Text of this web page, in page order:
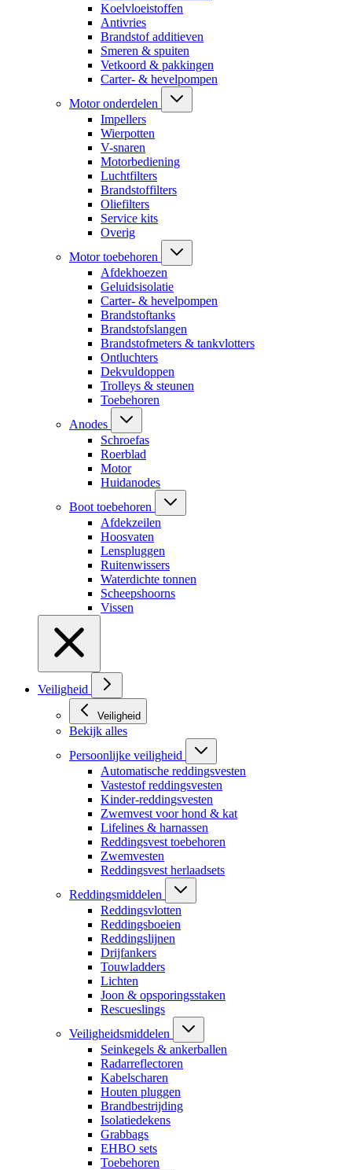
Koelvloeistoffen
Antivries
Brandstof additieven
Smeren & spuiten
Vetkoord & pakkingen
Carter- & hevelpompen
Motor onderdelen
Impellers
Wierpotten
V-snaren
Motorbediening
Luchtfilters
Brandstoffilters
Oliefilters
Service kits
Overig
Motor toebehoren
Afdekhoezen
Geluidsisolatie
Carter- & hevelpompen
Brandstoftanks
Brandstofslangen
Brandstofmeters & tankvlotters
Ontluchters
Dekvuldoppen
Trolleys & steunen
Toebehoren
Anodes
Schroefas
Roerblad
Motor
Huidanodes
Boot toebehoren
Afdekzeilen
Hoosvaten
Lenspluggen
Ruitenwissers
Waterdichte tonnen
Scheepshoorns
Vissen
Veiligheid
Veiligheid
Bekijk alles
Persoonlijke veiligheid
Automatische reddingsvesten
Vastestof reddingsvesten
Kinder-reddingsvesten
Zwemvest voor hond & kat
Lifelines & harnassen
Reddingsvest toebehoren
Zwemvesten
Reddingsvest herlaadsets
Reddingsmiddelen
Reddingsvlotten
Reddingsboeien
Reddingslijnen
Drijfankers
Touwladders
Lichten
Joon & opsporingsstaken
Rescueslings
Veiligheidsmiddelen
Seinkegels & ankerballen
Radarreflectoren
Kabelscharen
Houten pluggen
Brandbestrijding
Isolatiedekens
Grabbags
EHBO sets
Toebehoren